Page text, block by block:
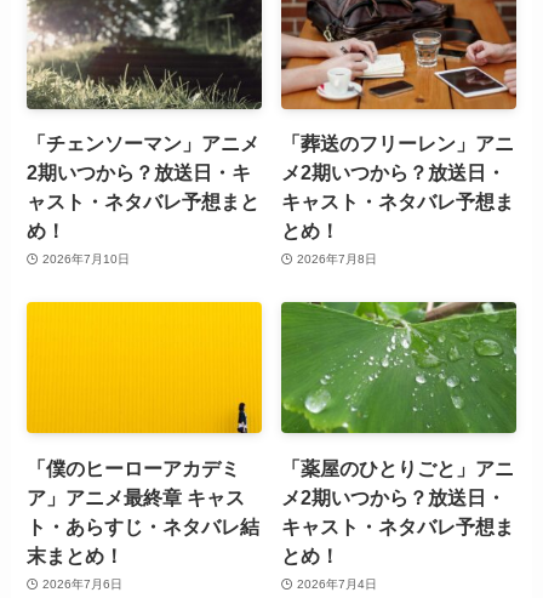
「チェンソーマン」アニメ
2期いつから？放送日・キ
ャスト・ネタバレ予想まと
め！
2026年7月10日
「葬送のフリーレン」アニ
メ2期いつから？放送日・
キャスト・ネタバレ予想ま
とめ！
2026年7月8日
「僕のヒーローアカデミ
ア」アニメ最終章 キャス
ト・あらすじ・ネタバレ結
末まとめ！
2026年7月6日
「薬屋のひとりごと」アニ
メ2期いつから？放送日・
キャスト・ネタバレ予想ま
とめ！
2026年7月4日